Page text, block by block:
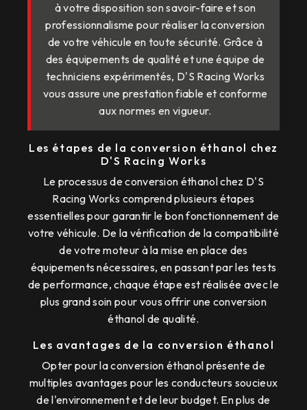
à votre disposition son savoir-faire et son
professionnalisme pour réaliser la conversion
de votre véhicule en toute sécurité. Grâce à
des équipements de qualité et une équipe de
techniciens expérimentés, D'S Racing Works
vous assure une prestation fiable et conforme
aux normes en vigueur.
Les étapes de la conversion éthanol chez
D'S Racing Works
Le processus de conversion éthanol chez D'S
Racing Works comprend plusieurs étapes
essentielles pour garantir le bon fonctionnement de
votre véhicule. De la vérification de la compatibilité
de votre moteur à la mise en place des
équipements nécessaires, en passant par les tests
de performance, chaque étape est réalisée avec le
plus grand soin pour vous offrir une conversion
éthanol de qualité.
Les avantages de la conversion éthanol
Opter pour la conversion éthanol présente de
multiples avantages pour les conducteurs soucieux
de l'environnement et de leur budget. En plus de